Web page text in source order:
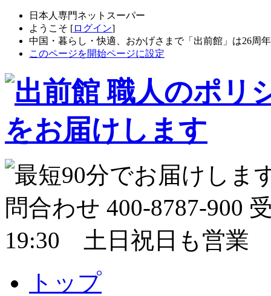
日本人専門ネットスーパー
ようこそ [ログイン]
中国・暮らし・快適、おかげさまで「出前館」は26周
このページを開始ページに設定
トップ